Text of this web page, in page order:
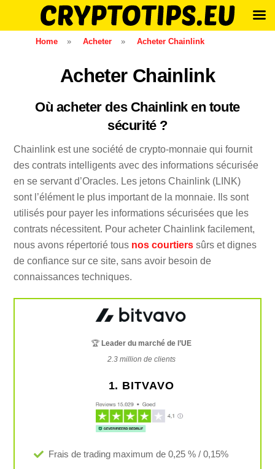
Home » Acheter » Acheter Chainlink
Acheter Chainlink
Où acheter des Chainlink en toute
sécurité ?
Chainlink est une société de crypto-monnaie qui fournit
des contrats intelligents avec des informations sécurisée
en se servant d’Oracles. Les jetons Chainlink (LINK)
sont l’élément le plus important de la monnaie. Ils sont
utilisés pour payer les informations sécurisées que les
contrats nécessitent. Pour acheter Chainlink facilement,
nous avons répertorié tous nos courtiers sûrs et dignes
de confiance sur ce site, sans avoir besoin de
connaissances techniques.
🏆 Leader du marché de l’UE
2.3 million de clients
1. BITVAVO
Frais de trading maximum de 0,25 % / 0,15%